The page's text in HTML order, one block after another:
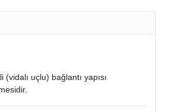
uçlu) bağlantı yapısı